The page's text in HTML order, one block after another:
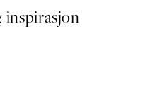
inspirasjon